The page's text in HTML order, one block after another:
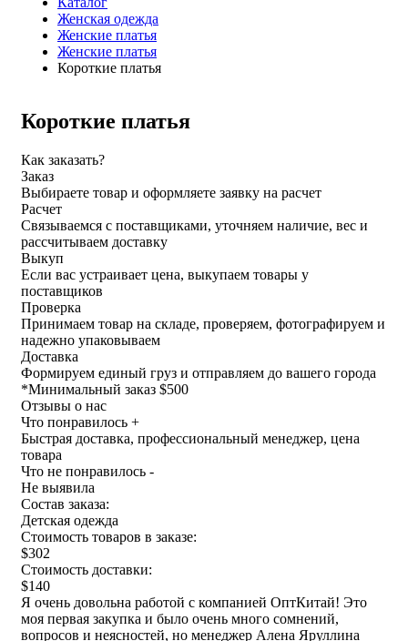
Женская одежда
Женские платья
Женские платья
Короткие платья
Короткие платья
Как заказать?
Заказ
Выбираете товар и оформляете заявку на расчет
Расчет
Связываемся с поставщиками, уточняем наличие, вес и
рассчитываем доставку
Выкуп
Если вас устраивает цена, выкупаем товары у
поставщиков
Проверка
Принимаем товар на складе, проверяем, фотографируем и
надежно упаковываем
Доставка
Формируем единый груз и отправляем до вашего города
*Минимальный заказ $500
Отзывы о нас
Что понравилось +
Быстрая доставка, профессиональный менеджер, цена
товара
Что не понравилось -
Не выявила
Состав заказа:
Детская одежда
Стоимость товаров в заказе:
$302
Стоимость доставки:
$140
Я очень довольна работой с компанией ОптКитай! Это
моя первая закупка и было очень много сомнений,
вопросов и неясностей, но менеджер Алена Яруллина